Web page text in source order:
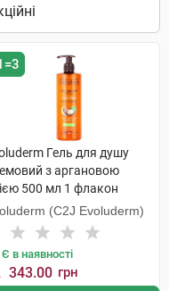
Гель для душу
з аргановою
500 мл 1 флакон
(C2J Evoluderm)
Є в наявності
343.00 грн